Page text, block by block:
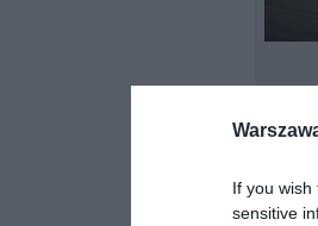
If you
sensitive